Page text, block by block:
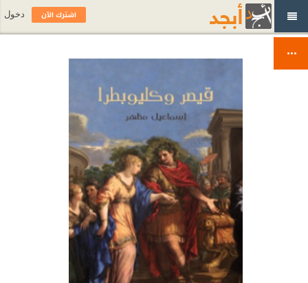
اشترك الآن دخول